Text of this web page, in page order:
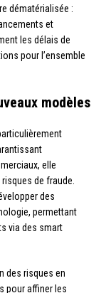
dématérialisée :
et
les délais de
pour l’ensemble
modèles
elle
de fraude.
des
permettant
via des smart
des risques en
pour affiner les